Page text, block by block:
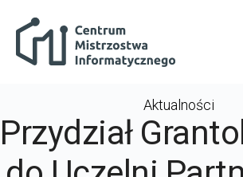
Aktualności
Przydział